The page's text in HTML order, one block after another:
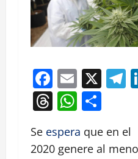
Email
X
Threads
Se espera que en el
2020 genere al